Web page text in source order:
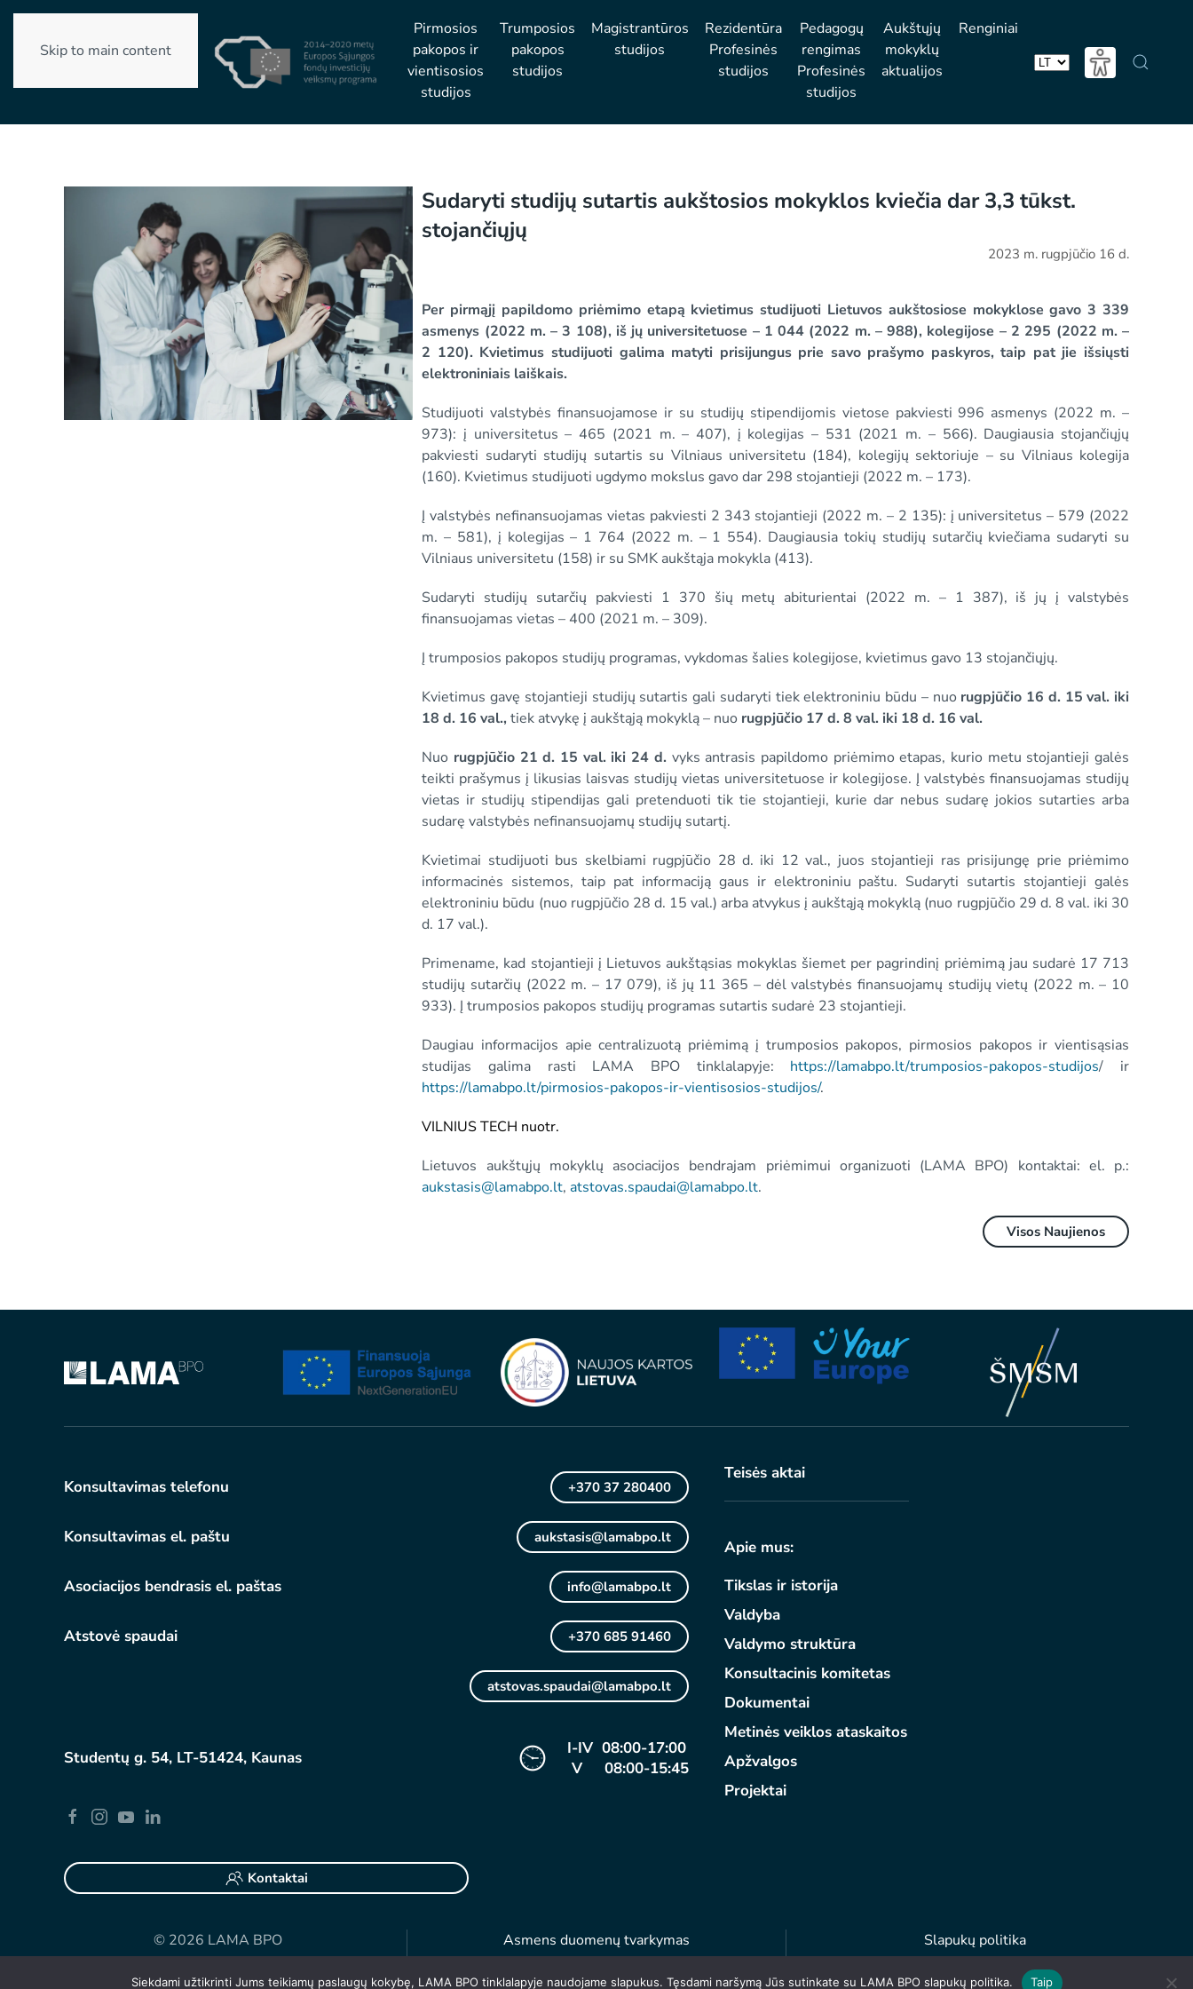
Skip to main content
Pirmosios
pakopos ir
vientisosios
studijos
Trumposios
pakopos
studijos
Magistrantūros
studijos
Rezidentūra
Profesinės
studijos
Pedagogų
rengimas
Profesinės
studijos
Aukštųjų
mokyklų
aktualijos
Renginiai
Pasirinkite
Sudaryti studijų sutartis aukštosios mokyklos kviečia dar 3,3 tūkst.
stojančiųjų
2023 m. rugpjūčio 16 d.
Per pirmąjį papildomo priėmimo etapą kvietimus studijuoti Lietuvos aukštosiose mokyklose gavo 3 339
asmenys (2022 m. – 3 108), iš jų universitetuose – 1 044 (2022 m. – 988), kolegijose – 2 295 (2022 m. –
2 120). Kvietimus studijuoti galima matyti prisijungus prie savo prašymo paskyros, taip pat jie išsiųsti
elektroniniais laiškais.
Studijuoti valstybės finansuojamose ir su studijų stipendijomis vietose pakviesti 996 asmenys (2022 m. –
973): į universitetus – 465 (2021 m. – 407), į kolegijas – 531 (2021 m. – 566). Daugiausia stojančiųjų
pakviesti sudaryti studijų sutartis su Vilniaus universitetu (184), kolegijų sektoriuje – su Vilniaus kolegija
(160). Kvietimus studijuoti ugdymo mokslus gavo dar 298 stojantieji (2022 m. – 173).
Į valstybės nefinansuojamas vietas pakviesti 2 343 stojantieji (2022 m. – 2 135): į universitetus – 579 (2022
m. – 581), į kolegijas – 1 764 (2022 m. – 1 554). Daugiausia tokių studijų sutarčių kviečiama sudaryti su
Vilniaus universitetu (158) ir su SMK aukštąja mokykla (413).
Sudaryti studijų sutarčių pakviesti 1 370 šių metų abiturientai (2022 m. – 1 387), iš jų į valstybės
finansuojamas vietas – 400 (2021 m. – 309).
Į trumposios pakopos studijų programas, vykdomas šalies kolegijose, kvietimus gavo 13 stojančiųjų.
Kvietimus gavę stojantieji studijų sutartis gali sudaryti tiek elektroniniu būdu – nuo rugpjūčio 16 d. 15 val. iki
18 d. 16 val., tiek atvykę į aukštąją mokyklą – nuo rugpjūčio 17 d. 8 val. iki 18 d. 16 val.
Nuo rugpjūčio 21 d. 15 val. iki 24 d. vyks antrasis papildomo priėmimo etapas, kurio metu stojantieji galės
teikti prašymus į likusias laisvas studijų vietas universitetuose ir kolegijose. Į valstybės finansuojamas studijų
vietas ir studijų stipendijas gali pretenduoti tik tie stojantieji, kurie dar nebus sudarę jokios sutarties arba
sudarę valstybės nefinansuojamų studijų sutartį.
Kvietimai studijuoti bus skelbiami rugpjūčio 28 d. iki 12 val., juos stojantieji ras prisijungę prie priėmimo
informacinės sistemos, taip pat informaciją gaus ir elektroniniu paštu. Sudaryti sutartis stojantieji galės
elektroniniu būdu (nuo rugpjūčio 28 d. 15 val.) arba atvykus į aukštąją mokyklą (nuo rugpjūčio 29 d. 8 val. iki 30
d. 17 val.).
Primename, kad stojantieji į Lietuvos aukštąsias mokyklas šiemet per pagrindinį priėmimą jau sudarė 17 713
studijų sutarčių (2022 m. – 17 079), iš jų 11 365 – dėl valstybės finansuojamų studijų vietų (2022 m. – 10
933). Į trumposios pakopos studijų programas sutartis sudarė 23 stojantieji.
Daugiau informacijos apie centralizuotą priėmimą į trumposios pakopos, pirmosios pakopos ir vientisąsias
studijas galima rasti LAMA BPO tinklalapyje: https://lamabpo.lt/trumposios-pakopos-studijos/ ir
https://lamabpo.lt/pirmosios-pakopos-ir-vientisosios-studijos/.
VILNIUS TECH nuotr.
Lietuvos aukštųjų mokyklų asociacijos bendrajam priėmimui organizuoti (LAMA BPO) kontaktai: el. p.:
aukstasis@lamabpo.lt,atstovas.spaudai@lamabpo.lt.
Visos Naujienos
Konsultavimas telefonu +370 37 280400
Konsultavimas el. paštu aukstasis@lamabpo.lt
Asociacijos bendrasis el. paštas info@lamabpo.lt
Atstovė spaudai +370 685 91460
atstovas.spaudai@lamabpo.lt
Studentų g. 54, LT-51424, Kaunas
I-IV 08:00-17:00
V 08:00-15:45
Teisės aktai
Apie mus:
Tikslas ir istorija
Valdyba
Valdymo struktūra
Konsultacinis komitetas
Dokumentai
Metinės veiklos ataskaitos
Apžvalgos
Projektai
Kontaktai
© 2026 LAMA BPO Asmens duomenų tvarkymas Slapukų politika
Siekdami užtikrinti Jums teikiamų paslaugų kokybę, LAMA BPO tinklalapyje naudojame slapukus. Tęsdami naršymą Jūs sutinkate su LAMA BPO slapukų politika. Taip